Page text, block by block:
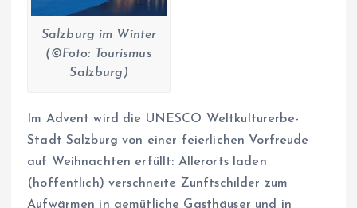
Salzburg im Winter
(©Foto: Tourismus
Salzburg)
Im Advent wird die UNESCO Weltkulturerbe-
Stadt Salzburg von einer feierlichen Vorfreude
auf Weihnachten erfüllt: Allerorts laden
(hoffentlich) verschneite Zunftschilder zum
Aufwärmen in gemütliche Gasthäuser und in